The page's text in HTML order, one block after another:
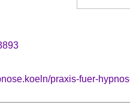
praxis-fuer-